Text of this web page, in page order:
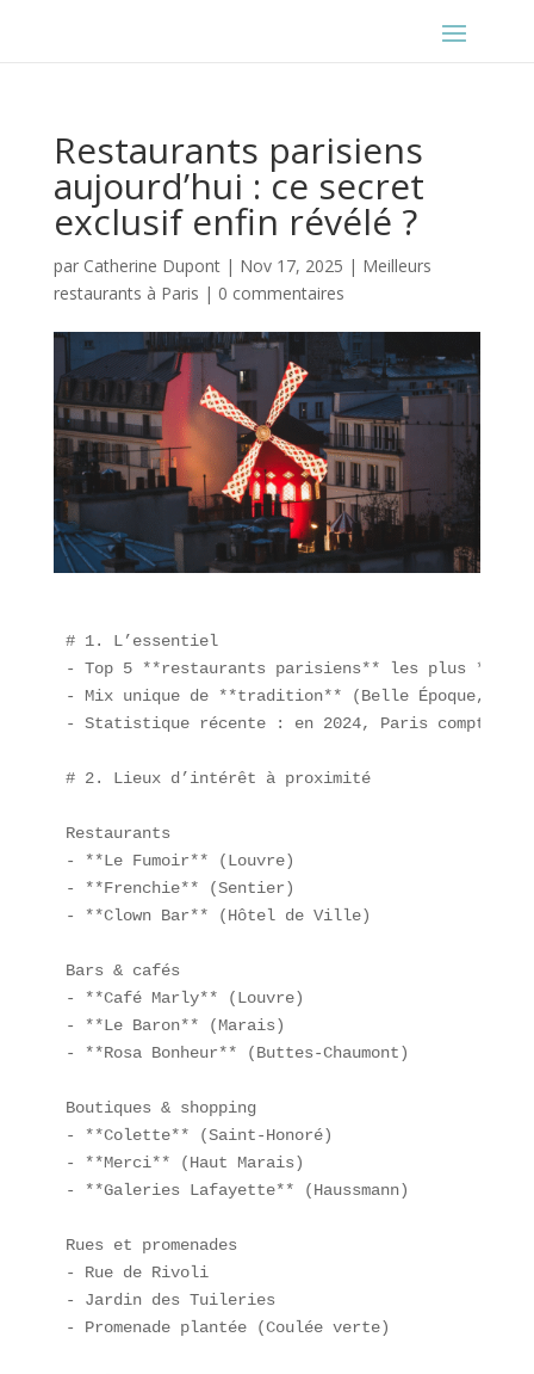
Restaurants parisiens
aujourd’hui : ce secret
exclusif enfin révélé ?
par Catherine Dupont| Nov 17, 2025 | Meilleurs
restaurants à Paris | 0 commentaires
# 1. L’essentiel
- Top 5 **restaurants parisiens** les plus
- Mix unique de **tradition** (Belle Époque,
- Statistique récente : en 2024, Paris comptait
# 2. Lieux d’intérêt à proximité
Restaurants
- **Le Fumoir** (Louvre)
- **Frenchie** (Sentier)
- **Clown Bar** (Hôtel de Ville)
Bars & cafés
- **Café Marly** (Louvre)
- **Le Baron** (Marais)
- **Rosa Bonheur** (Buttes-Chaumont)
Boutiques & shopping
- **Colette** (Saint-Honoré)
- **Merci** (Haut Marais)
- **Galeries Lafayette** (Haussmann)
Rues et promenades
- Rue de Rivoli
- Jardin des Tuileries
- Promenade plantée (Coulée verte)